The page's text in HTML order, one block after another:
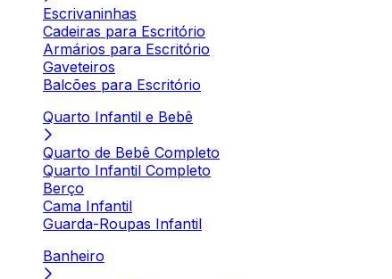
Escrivaninhas
Cadeiras para Escritório
Armários para Escritório
Gaveteiros
Balcões para Escritório
Quarto Infantil e Bebê
Quarto de Bebê Completo
Quarto Infantil Completo
Berço
Cama Infantil
Guarda-Roupas Infantil
Banheiro